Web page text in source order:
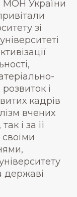
МОН України
зі
і
кадрів
вчених
і за її
державі